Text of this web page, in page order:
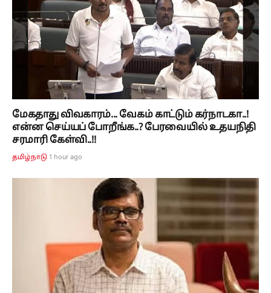
மேகதாது விவகாரம்... வேகம் காட்டும் கர்நாடகா..!
என்ன செய்யப் போறீங்க..? பேரவையில் உதயநிதி
சரமாரி கேள்வி..!!
தமிழ்நாடு 1 hour ago